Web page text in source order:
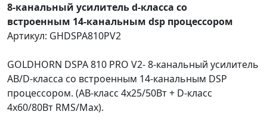
8-канальный усилитель d-класса со
встроенным 14-канальным dsp процессором
Артикул: GHDSPA810PV2
GOLDHORN DSPA 810 PRO V2- 8-канальный усилитель
AB/D-класса со встроенным 14-канальным DSP
процессором. (AB-класс 4х25/50Вт + D-класс
4х60/80Вт RMS/Max).